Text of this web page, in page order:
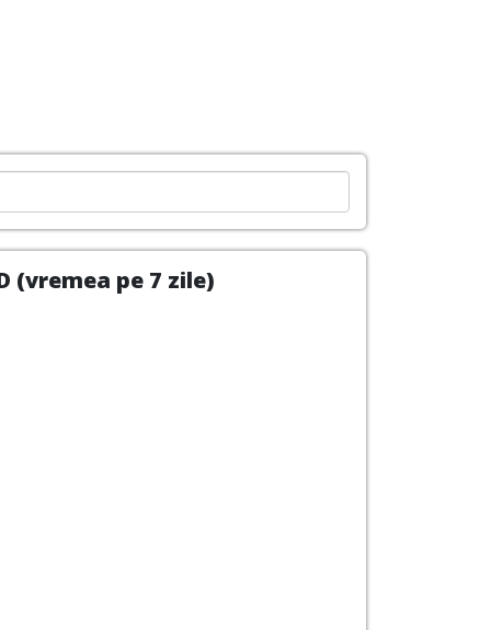
(vremea pe 7 zile)